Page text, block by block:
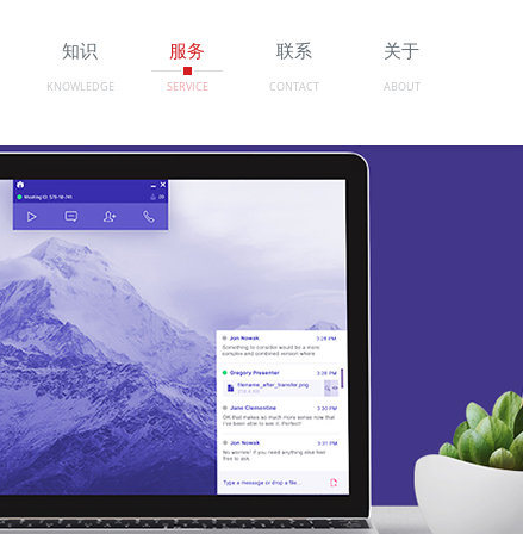
知识
KNOWLEDGE
服务
SERVICE
联系
CONTACT
关于
ABOUT